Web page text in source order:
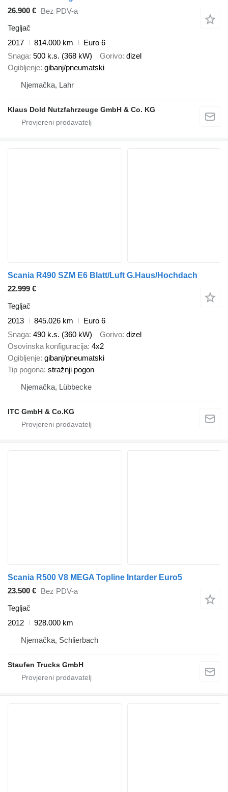
26.900 € Bez PDV-a
Tegljač
2017
814.000 km
Euro 6
Snaga 500 k.s. (368 kW) Gorivo dizel
Ogibljenje gibanj/pneumatski
Njemačka, Lahr
Klaus Dold Nutzfahrzeuge GmbH & Co. KG
Scania R490 SZM E6 Blatt/Luft G.Haus/Hochdach
22.999 €
Tegljač
2013
845.026 km
Euro 6
Snaga 490 k.s. (360 kW) Gorivo dizel
Osovinska konfiguracija 4x2
Ogibljenje gibanj/pneumatski
Tip pogona stražnji pogon
Njemačka, Lübbecke
ITC GmbH & Co.KG
Scania R500 V8 MEGA Topline Intarder Euro5
23.500 € Bez PDV-a
Tegljač
2012
928.000 km
Njemačka, Schlierbach
Staufen Trucks GmbH